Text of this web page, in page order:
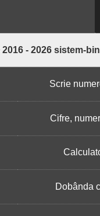
- 2026 sistem-
Scrie
Cifre,
Dobânda